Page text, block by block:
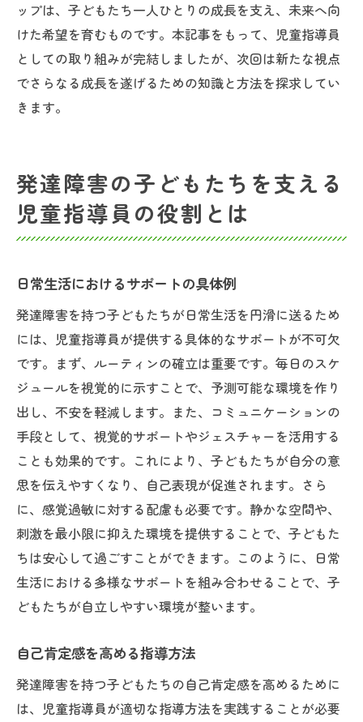
ップは、子どもたち一人ひとりの成長を支え、未来へ向
けた希望を育むものです。本記事をもって、児童指導員
としての取り組みが完結しましたが、次回は新たな視点
でさらなる成長を遂げるための知識と方法を探求してい
きます。
発達障害の子どもたちを支える
児童指導員の役割とは
日常生活におけるサポートの具体例
発達障害を持つ子どもたちが日常生活を円滑に送るため
には、児童指導員が提供する具体的なサポートが不可欠
です。まず、ルーティンの確立は重要です。毎日のスケ
ジュールを視覚的に示すことで、予測可能な環境を作り
出し、不安を軽減します。また、コミュニケーションの
手段として、視覚的サポートやジェスチャーを活用する
ことも効果的です。これにより、子どもたちが自分の意
思を伝えやすくなり、自己表現が促進されます。さら
に、感覚過敏に対する配慮も必要です。静かな空間や、
刺激を最小限に抑えた環境を提供することで、子どもた
ちは安心して過ごすことができます。このように、日常
生活における多様なサポートを組み合わせることで、子
どもたちが自立しやすい環境が整います。
自己肯定感を高める指導方法
発達障害を持つ子どもたちの自己肯定感を高めるために
は、児童指導員が適切な指導方法を実践することが必要